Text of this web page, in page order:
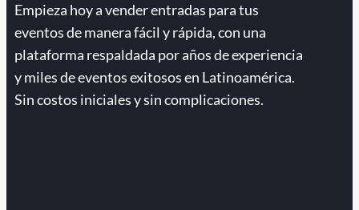
Empieza hoy a vender entradas para tus
eventos de manera fácil y rápida, con una
plataforma respaldada por años de experiencia
y miles de eventos exitosos en Latinoamérica.
Sin costos iniciales y sin complicaciones.